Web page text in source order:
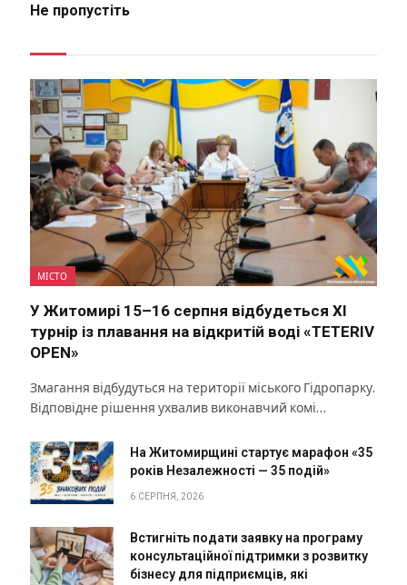
Не пропустіть
МІСТО
У Житомирі 15–16 серпня відбудеться XI
турнір із плавання на відкритій воді «TETERIV
OPEN»
Змагання відбудуться на території міського Гідропарку.
Відповідне рішення ухвалив виконавчий комі…
На Житомирщині стартує марафон «35
років Незалежності — 35 подій»
6 СЕРПНЯ, 2026
Встигніть подати заявку на програму
консультаційної підтримки з розвитку
бізнесу для підприємців, які